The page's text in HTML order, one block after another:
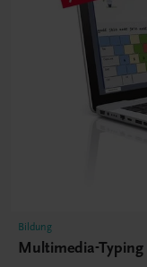
Bildung
Multimedia-Typing